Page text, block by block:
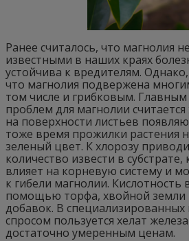
Ранее считалось, что магнолия
известными в наших краях
устойчива к вредителям.
что магнолия подвержена
том числе и грибковым.
проблем для магнолии
на поверхности листьев
тоже время прожилки растения
зеленый цвет. К хлорозу
количество извести в
влияет на корневую систему и
к гибели магнолии.
помощью торфа, хвойной земли
добавок. В
спросом пользуется хелат
достаточно умеренным ценам.